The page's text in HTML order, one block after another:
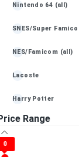
Nintendo 64 (all)
SNES/Super
NES/Famicom (all)
Lacoste
Harry Potter
Louis Vuitton
Range
0
search
and events